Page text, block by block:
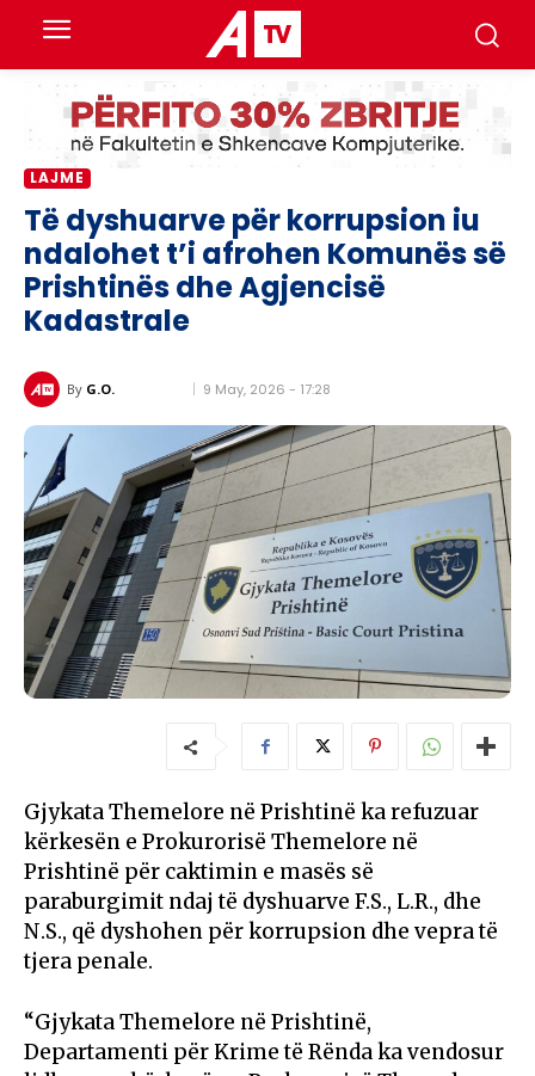
LAJME
Të dyshuarve për korrupsion iu
ndalohet t’i afrohen Komunës së
Prishtinës dhe Agjencisë
Kadastrale
By G.O. 9 May, 2026 - 17:28
Gjykata Themelore në Prishtinë ka refuzuar
kërkesën e Prokurorisë Themelore në
Prishtinë për caktimin e masës së
paraburgimit ndaj të dyshuarve F.S., L.R., dhe
N.S., që dyshohen për korrupsion dhe vepra të
tjera penale.
“Gjykata Themelore në Prishtinë,
Departamenti për Krime të Rënda ka vendosur